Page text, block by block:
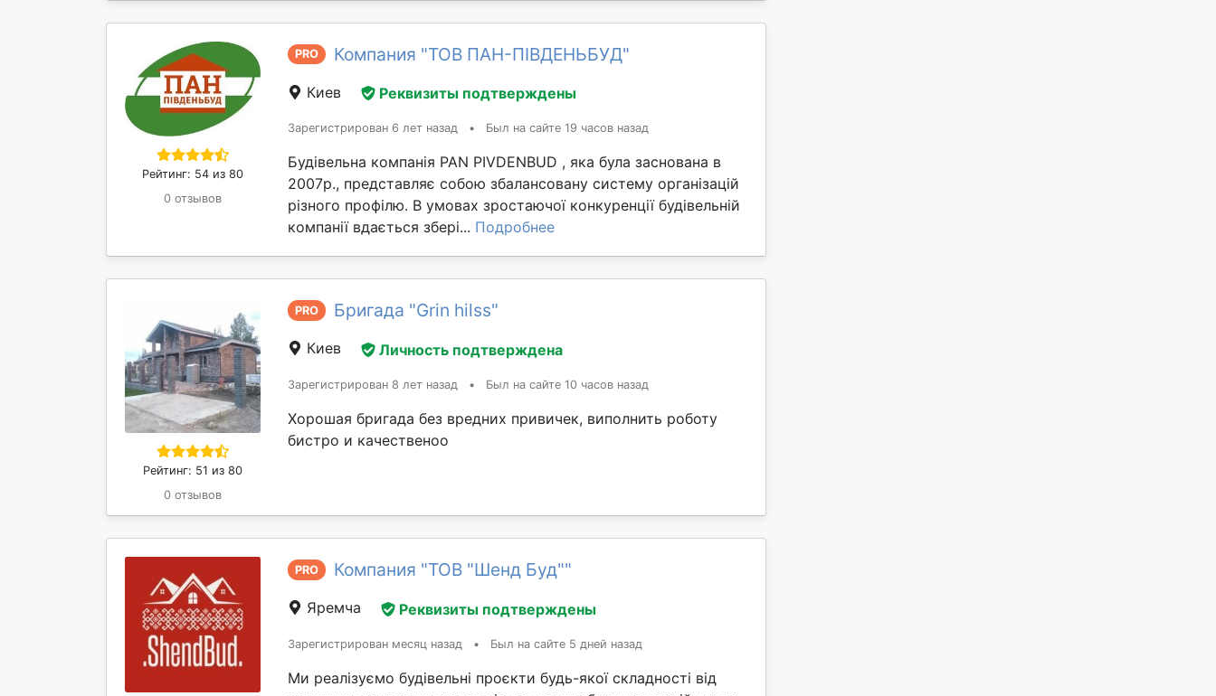
Рейтинг: 54 из 80
0 отзывов
PRO Компания "ТОВ ПАН-ПІВДЕНЬБУД"
Киев Реквизиты подтверждены
Зарегистрирован 6 лет назад • Был на сайте 19 часов назад
Будівельна компанія PAN PIVDENBUD , яка була заснована в
2007р., представляє собою збалансовану систему організацій
різного профілю. В умовах зростаючої конкуренції будівельній
компанії вдається збері... Подробнее
Рейтинг: 51 из 80
0 отзывов
PRO Бригада "Grin hilss"
Киев Личность подтверждена
Зарегистрирован 8 лет назад • Был на сайте 10 часов назад
Хорошая бригада без вредних привичек, виполнить роботу
бистро и качественоо
PRO Компания "ТОВ "Шенд Буд""
Яремча Реквизиты подтверждены
Зарегистрирован месяц назад • Был на сайте 5 дней назад
Ми реалізуємо будівельні проєкти будь-якої складності від